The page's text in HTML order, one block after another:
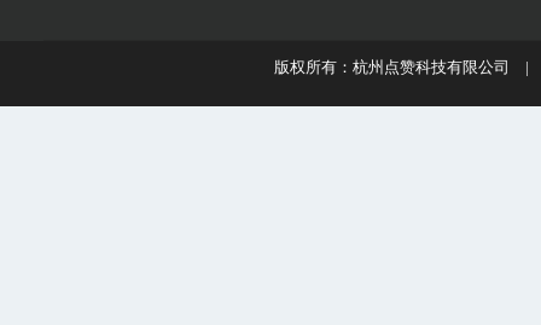
版权所有：杭州点赞科技有限公司